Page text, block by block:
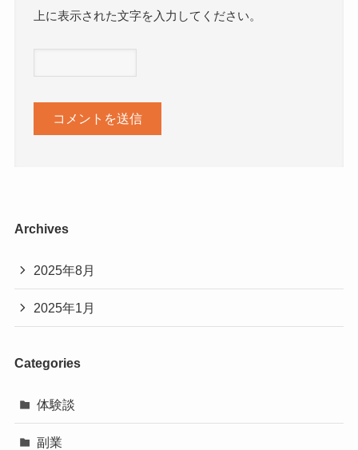
上に表示された文字を入力してください。
Archives
2025年8月
2025年1月
Categories
体験談
副業